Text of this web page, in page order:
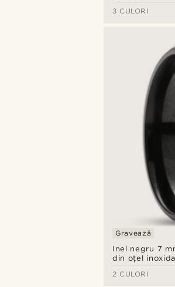
3 CULORI
Inel negru 7
din oțel
Gravează
2 CULORI